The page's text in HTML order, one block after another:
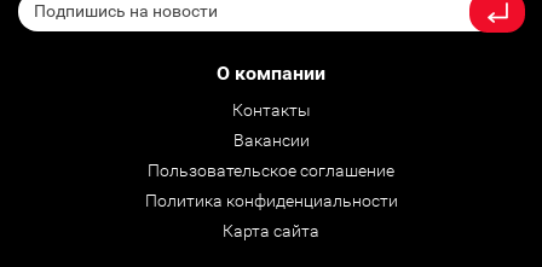
О компании
Контакты
Вакансии
Пользовательское соглашение
Политика конфиденциальности
Карта сайта